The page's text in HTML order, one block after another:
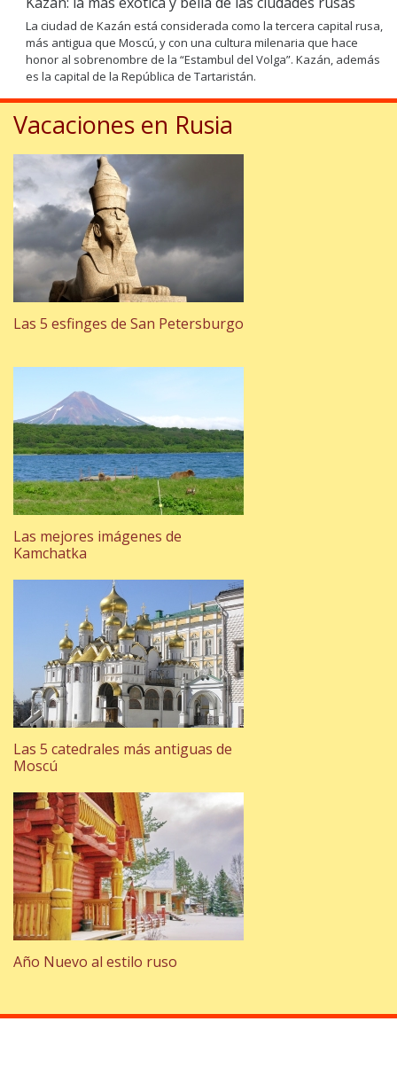
La ciudad de Kazán está considerada como la tercera capital rusa,
más antigua que Moscú, y con una cultura milenaria que hace
honor al sobrenombre de la “Estambul del Volga”. Kazán, además
es la capital de la República de Tartaristán.
Vacaciones en Rusia
Las 5 esfinges de San Petersburgo
Las mejores imágenes de
Kamchatka
Las 5 catedrales más antiguas de
Moscú
Año Nuevo al estilo ruso